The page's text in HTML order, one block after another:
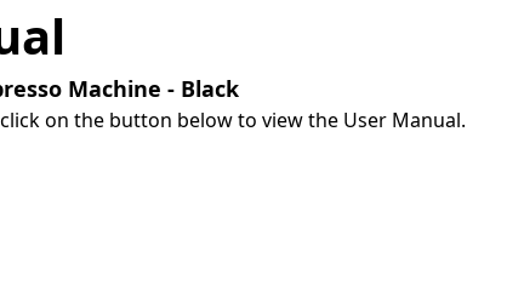
Machine - Black
on the button below to view the User Manual.